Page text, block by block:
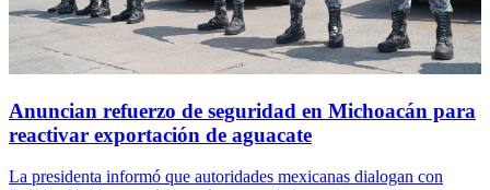
Anuncian refuerzo de seguridad en Michoacán para
reactivar exportación de aguacate
La presidenta informó que autoridades mexicanas dialogan con